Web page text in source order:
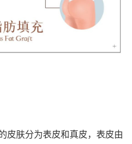
皮肤分为表皮和真皮，表皮由